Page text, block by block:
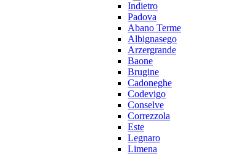
Indietro
Padova
Abano Terme
Albignasego
Arzergrande
Baone
Brugine
Cadoneghe
Codevigo
Conselve
Correzzola
Este
Legnaro
Limena